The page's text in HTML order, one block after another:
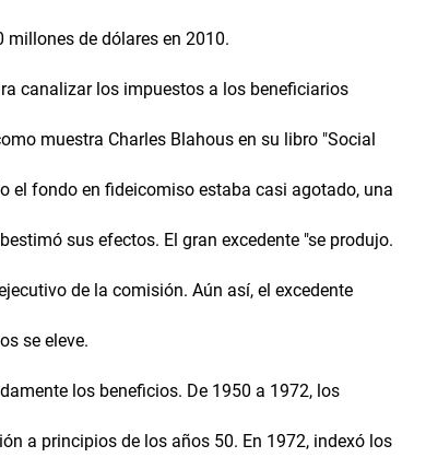
de dólares en 2010.
canalizar los impuestos a los beneficiarios
muestra Charles Blahous en su libro "Social
el fondo en fideicomiso estaba casi agotado, una
sus efectos. El gran excedente "se produjo.
de la comisión. Aún así, el excedente
se eleve.
los beneficios. De 1950 a 1972, los
a principios de los años 50. En 1972, indexó los